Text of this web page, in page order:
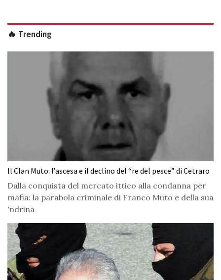
🔥 Trending
Il Clan Muto: l’ascesa e il declino del “re del pesce” di Cetraro
Dalla conquista del mercato ittico alla condanna per
mafia: la parabola criminale di Franco Muto e della sua
'ndrina